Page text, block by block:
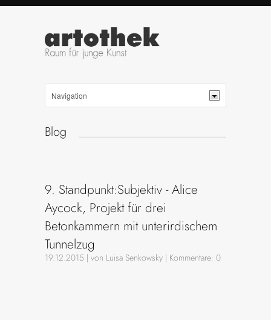
Blog
9. Standpunkt:Subjektiv - Alice
Aycock, Projekt für drei
Betonkammern mit unterirdischem
Tunnelzug
19.12.2015 | von Luisa Senkowsky | Kommentare: 0